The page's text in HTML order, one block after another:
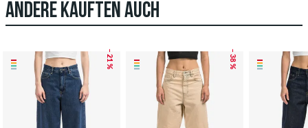
ANDERE KAUFTEN AUCH
– 21 % – 38 %